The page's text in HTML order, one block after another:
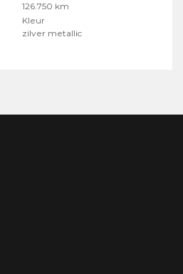
126.750 km
Kleur
zilver metallic